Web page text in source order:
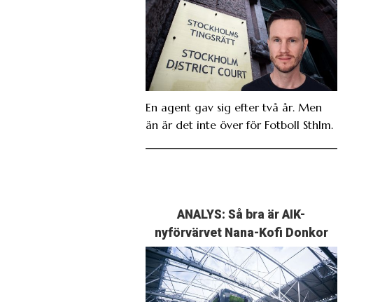
En agent gav sig efter två år. Men
än är det inte över för Fotboll Sthlm.
ANALYS: Så bra är AIK-
nyförvärvet Nana-Kofi Donkor